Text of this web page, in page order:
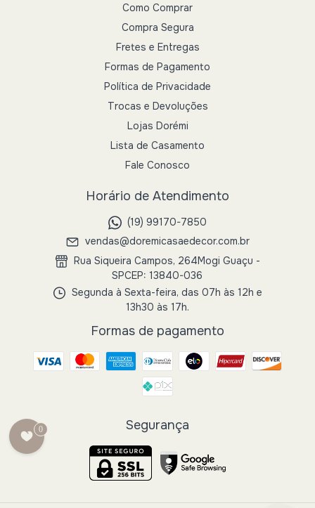
Como Comprar
Compra Segura
Fretes e Entregas
Formas de Pagamento
Política de Privacidade
Trocas e Devoluções
Lojas Dorémi
Lista de Casamento
Fale Conosco
Horário de Atendimento
(19) 99170-7850
vendas@doremicasaedecor.com.br
Rua Siqueira Campos, 264Mogi Guaçu -
SPCEP: 13840-036
Segunda à Sexta-feira, das 07h às 12h e
13h30 às 17h.
Formas de pagamento
Segurança
0